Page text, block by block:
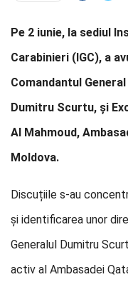
Pe 2 iunie, la sediul
Carabinieri (IGC), a
Comandantul
Dumitru Scurtu, și
Al Mahmoud,
Moldova.
Discuțiile s-au
și identificarea unor
Generalul Dumitru
activ al Ambasadei